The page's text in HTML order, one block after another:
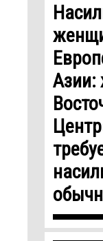
Азии: